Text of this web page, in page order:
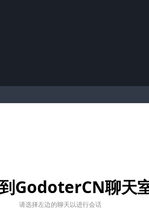
GodoterCN聊天
请选择左边的聊天以进行会话